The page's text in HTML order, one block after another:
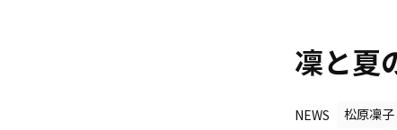
凜と夏
NEWS 松原凜子